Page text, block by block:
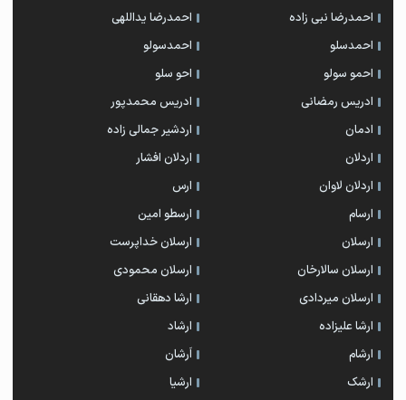
احمدرضا نبی زاده
احمدرضا یداللهی
احمدسلو
احمدسولو
احمو سولو
احو سلو
ادریس رمضانی
ادریس محمدپور
ادمان
اردشیر جمالی زاده
اردلان
اردلان افشار
اردلان لاوان
ارس
ارسام
ارسطو امین
ارسلان
ارسلان خداپرست
ارسلان سالارخان
ارسلان محمودی
ارسلان میردادی
ارشا دهقانی
ارشا علیزاده
ارشاد
ارشام
اَرشان
ارشک
ارشیا